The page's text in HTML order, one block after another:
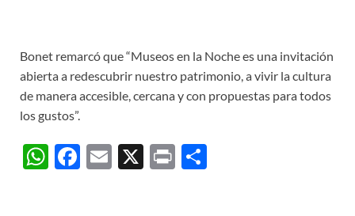
Bonet remarcó que “Museos en la Noche es una invitación
abierta a redescubrir nuestro patrimonio, a vivir la cultura
de manera accesible, cercana y con propuestas para todos
los gustos”.
W F
E
X
P